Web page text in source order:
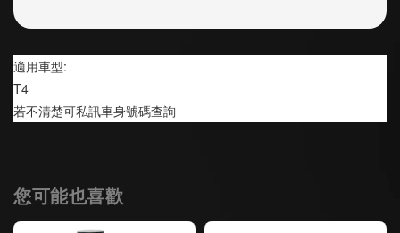
適用車型:
T4
若不清楚可私訊車身號碼查詢
您可能也喜歡